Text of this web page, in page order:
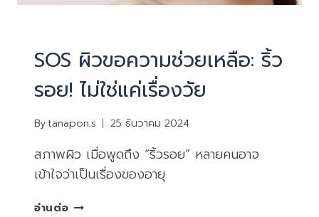
SOS ผิวขอความช่วยเหลือ: ริ้ว
รอย! ไม่ใช่แค่เรื่องวัย
Bytanapon.s 25 ธันวาคม 2024
สภาพผิว เมื่อพูดถึง “ริ้วรอย” หลายคนอาจ
เข้าใจว่าเป็นเรื่องของอายุ
อ่านต่อSOS